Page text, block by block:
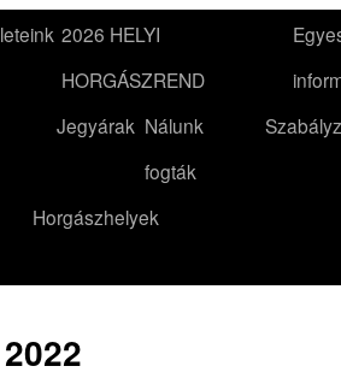
2026 HELYI
HORGÁSZREND
Jegyárak Nálunk
fogták
Horgászhelyek